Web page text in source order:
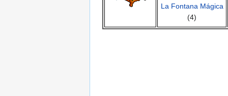
La Fontana Mágica
(4)